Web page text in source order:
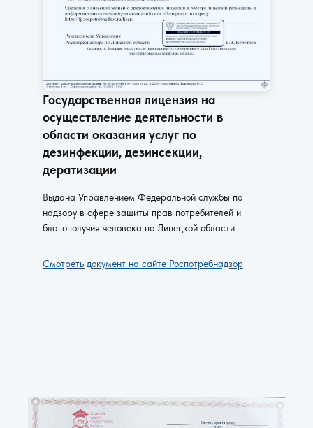
Государственная лицензия на
осуществление деятельности в
области оказания услуг по
дезинфекции, дезинсекции,
дератизации
Выдана Управлением Федеральной службы по
надзору в сфере защиты прав потребителей и
благополучия человека по Липецкой области
Смотреть документ на сайте Роспотребнадзор